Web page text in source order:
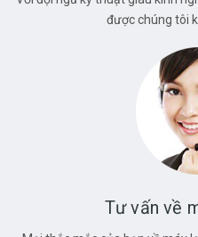
được chúng tôi
Tư vấn về